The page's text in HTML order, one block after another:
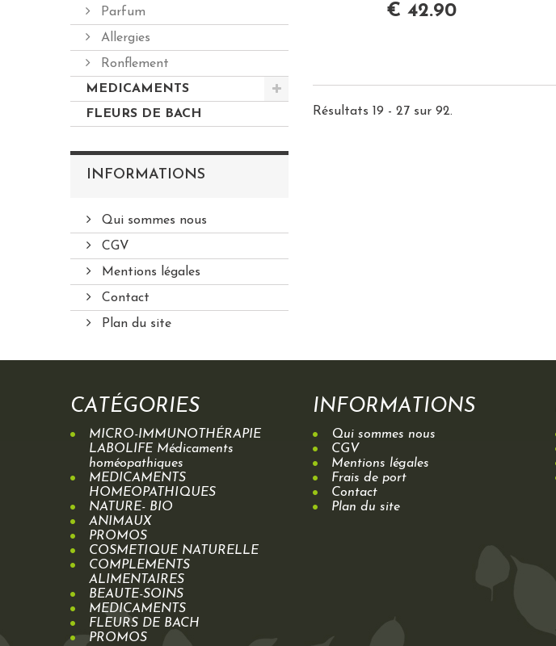
Parfum
Allergies
Ronflement
MEDICAMENTS
FLEURS DE BACH
INFORMATIONS
Qui sommes nous
CGV
Mentions légales
Contact
Plan du site
€ 42.90
Résultats 19 - 27 sur 92.
CATÉGORIES
MICRO-IMMUNOTHÉRAPIE
LABOLIFE Médicaments
homéopathiques
MEDICAMENTS
HOMEOPATHIQUES
NATURE- BIO
ANIMAUX
PROMOS
COSMETIQUE NATURELLE
COMPLEMENTS
ALIMENTAIRES
BEAUTE-SOINS
MEDICAMENTS
FLEURS DE BACH
PROMOS
INFORMATIONS
Qui sommes nous
CGV
Mentions légales
Frais de port
Contact
Plan du site